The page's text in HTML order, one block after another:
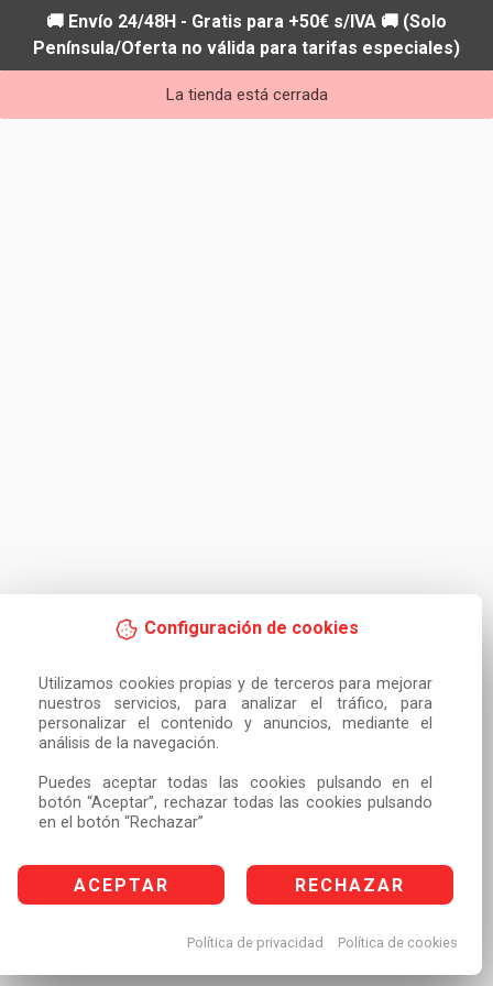
Configuración de cookies
Utilizamos cookies propias y de terceros para mejorar
nuestros servicios, para analizar el tráfico, para
personalizar el contenido y anuncios, mediante el
análisis de la navegación.
Puedes aceptar todas las cookies pulsando en el
botón “Aceptar”, rechazar todas las cookies pulsando
en el botón “Rechazar”
ACEPTAR RECHAZAR
Política de privacidad Política de cookies
🚚 Envío 24/48H - Gratis para +50€ s/IVA 🚚 (Solo
Península/Oferta no válida para tarifas especiales)
La tienda está cerrada